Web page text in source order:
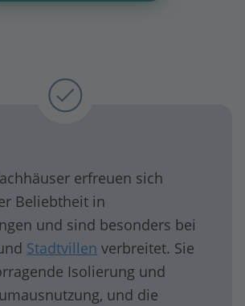
erfreuen sich
Beliebtheit in
und sind besonders bei
Stadtvillen verbreitet. Sie
Isolierung und
und die